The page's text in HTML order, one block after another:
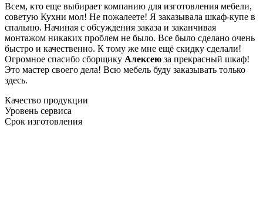
Всем, кто еще выбирает компанию для изготовления мебели,
советую Кухни мол! Не пожалеете! Я заказывала шкаф-купе в
спальню. Начиная с обсуждения заказа и заканчивая
монтажом никаких проблем не было. Все было сделано очень
быстро и качественно. К тому же мне ещё скидку сделали!
Огромное спасибо сборщику Алексею за прекрасный шкаф!
Это мастер своего дела! Всю мебель буду заказывать только
здесь.
Качество продукции
Уровень сервиса
Срок изготовления